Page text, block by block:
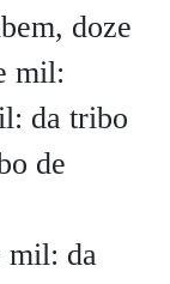
doze
mil:
da tribo
de
mil: da